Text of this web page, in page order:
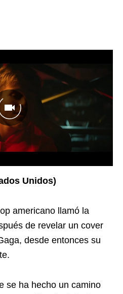
Unidos)
americano llamó la
de revelar un cover
desde entonces su
se ha hecho un camino